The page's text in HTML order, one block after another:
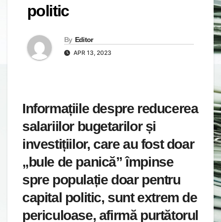
politic
By Editor
APR 13, 2023
Informațiile despre reducerea
salariilor bugetarilor și
investițiilor, care au fost doar
„bule de panică” împinse
spre populație doar pentru
capital politic, sunt extrem de
periculoase, afirmă purtătorul